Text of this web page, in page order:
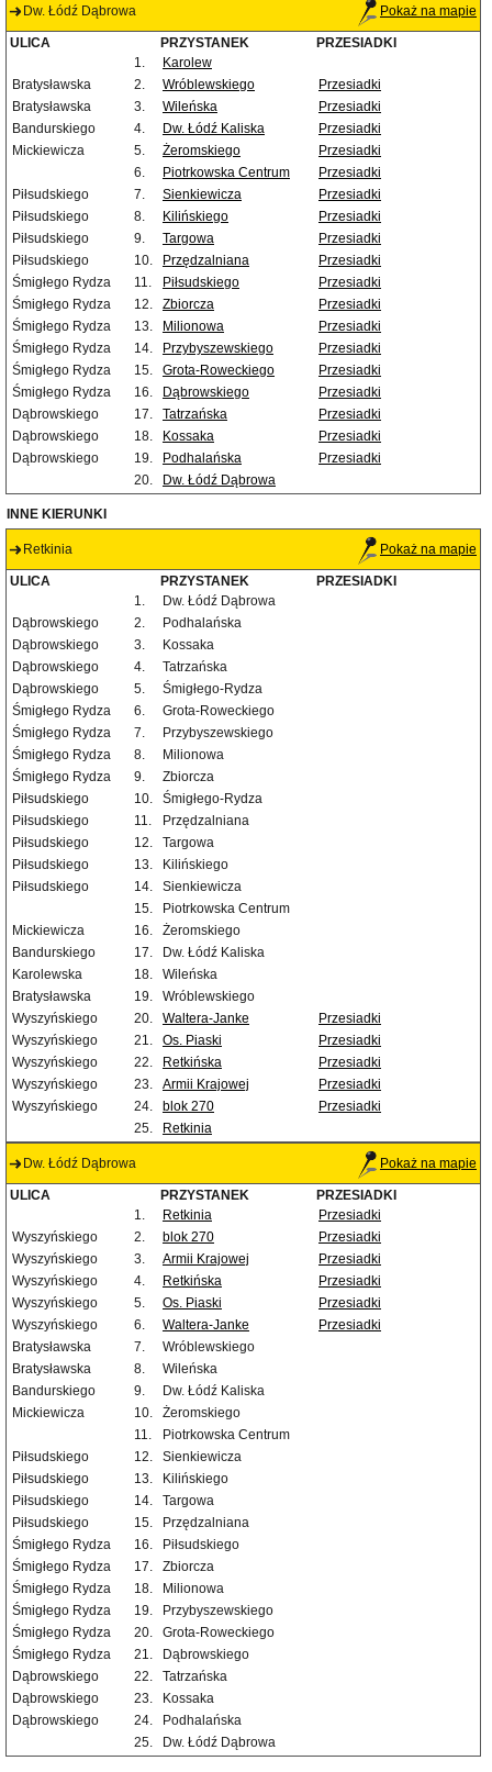
Dw. Łódź Dąbrowa Pokaż na mapie
ULICA PRZYSTANEK
PRZESIADKI
1.
Karolew
Bratysławska
2. Wróblewskiego
Przesiadki
Bratysławska
3. Wileńska
Przesiadki
Bandurskiego
4. Dw. Łódź Kaliska
Przesiadki
Mickiewicza
5. Żeromskiego
Przesiadki
6.
Piotrkowska Centrum
Przesiadki
Piłsudskiego
7. Sienkiewicza
Przesiadki
Piłsudskiego
8. Kilińskiego
Przesiadki
Piłsudskiego
9. Targowa
Przesiadki
Piłsudskiego
10. Przędzalniana
Przesiadki
Śmigłego Rydza
11. Piłsudskiego
Przesiadki
Śmigłego Rydza
12. Zbiorcza
Przesiadki
Śmigłego Rydza
13. Milionowa
Przesiadki
Śmigłego Rydza
14. Przybyszewskiego
Przesiadki
Śmigłego Rydza
15. Grota-Roweckiego
Przesiadki
Śmigłego Rydza
16. Dąbrowskiego
Przesiadki
Dąbrowskiego
17. Tatrzańska
Przesiadki
Dąbrowskiego
18. Kossaka
Przesiadki
Dąbrowskiego
19. Podhalańska
Przesiadki
20.
Dw. Łódź Dąbrowa
INNE KIERUNKI
Retkinia Pokaż na mapie
ULICA PRZYSTANEK
PRZESIADKI
1.
Dw. Łódź Dąbrowa
Dąbrowskiego
2.
Podhalańska
Dąbrowskiego
3.
Kossaka
Dąbrowskiego
4.
Tatrzańska
Dąbrowskiego
5.
Śmigłego-Rydza
Śmigłego Rydza
6.
Grota-Roweckiego
Śmigłego Rydza
7.
Przybyszewskiego
Śmigłego Rydza
8.
Milionowa
Śmigłego Rydza
9.
Zbiorcza
Piłsudskiego
10.
Śmigłego-Rydza
Piłsudskiego
11.
Przędzalniana
Piłsudskiego
12.
Targowa
Piłsudskiego
13.
Kilińskiego
Piłsudskiego
14.
Sienkiewicza
15.
Piotrkowska Centrum
Mickiewicza
16.
Żeromskiego
Bandurskiego
17.
Dw. Łódź Kaliska
Karolewska
18.
Wileńska
Bratysławska
19.
Wróblewskiego
Wyszyńskiego
20. Waltera-Janke
Przesiadki
Wyszyńskiego
21. Os. Piaski
Przesiadki
Wyszyńskiego
22. Retkińska
Przesiadki
Wyszyńskiego
23. Armii Krajowej
Przesiadki
Wyszyńskiego
24. blok 270
Przesiadki
25.
Retkinia
Dw. Łódź Dąbrowa Pokaż na mapie
ULICA PRZYSTANEK
PRZESIADKI
1.
Retkinia
Przesiadki
Wyszyńskiego
2. blok 270
Przesiadki
Wyszyńskiego
3. Armii Krajowej
Przesiadki
Wyszyńskiego
4. Retkińska
Przesiadki
Wyszyńskiego
5. Os. Piaski
Przesiadki
Wyszyńskiego
6. Waltera-Janke
Przesiadki
Bratysławska
7.
Wróblewskiego
Bratysławska
8.
Wileńska
Bandurskiego
9.
Dw. Łódź Kaliska
Mickiewicza
10.
Żeromskiego
11.
Piotrkowska Centrum
Piłsudskiego
12.
Sienkiewicza
Piłsudskiego
13.
Kilińskiego
Piłsudskiego
14.
Targowa
Piłsudskiego
15.
Przędzalniana
Śmigłego Rydza
16.
Piłsudskiego
Śmigłego Rydza
17.
Zbiorcza
Śmigłego Rydza
18.
Milionowa
Śmigłego Rydza
19.
Przybyszewskiego
Śmigłego Rydza
20.
Grota-Roweckiego
Śmigłego Rydza
21.
Dąbrowskiego
Dąbrowskiego
22.
Tatrzańska
Dąbrowskiego
23.
Kossaka
Dąbrowskiego
24.
Podhalańska
25.
Dw. Łódź Dąbrowa